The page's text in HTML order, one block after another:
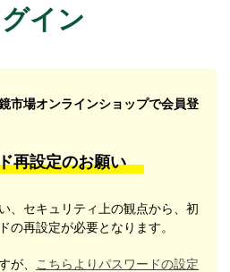
イン
市場オンラインショップで会員登
再設定のお願い
、セキュリティ上の観点から、初
の再設定が必要となります。
が、
こちらよりパスワードの設定